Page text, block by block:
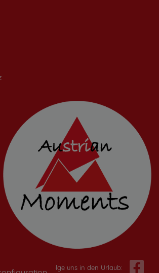
Folge uns in den Urlaub: